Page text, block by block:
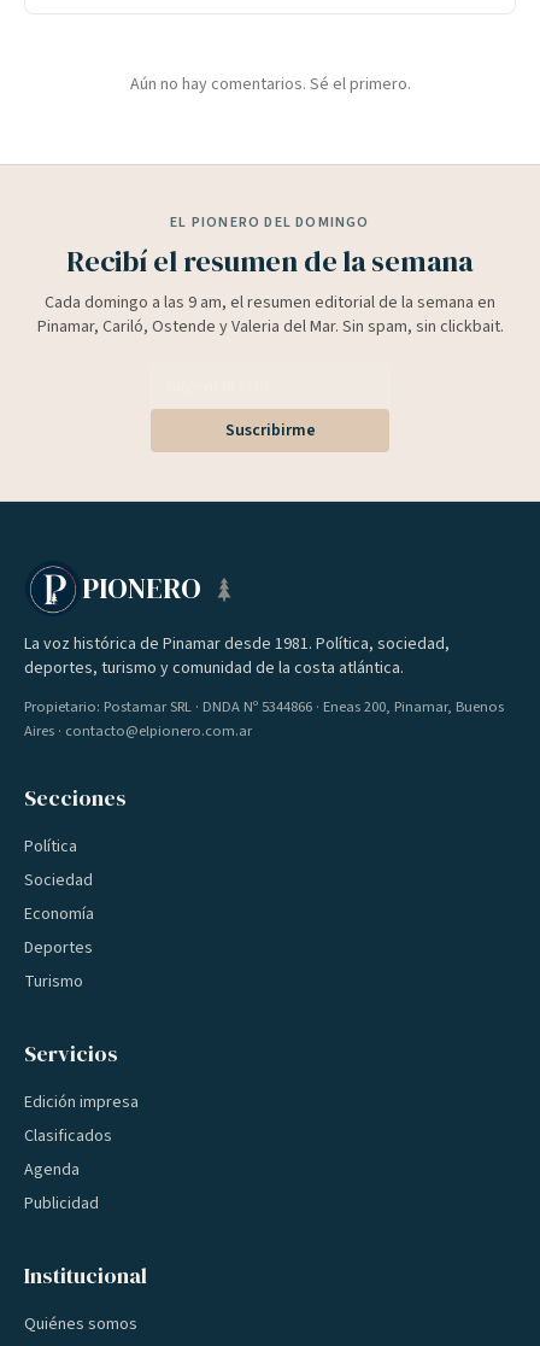
Aún no hay comentarios. Sé el primero.
EL PIONERO DEL DOMINGO
Recibí el resumen de la semana
Cada domingo a las 9 am, el resumen editorial de la semana en
Pinamar, Cariló, Ostende y Valeria del Mar. Sin spam, sin clickbait.
Suscribirme
PIONERO
La voz histórica de Pinamar desde 1981. Política, sociedad,
deportes, turismo y comunidad de la costa atlántica.
Propietario: Postamar SRL · DNDA Nº 5344866 · Eneas 200, Pinamar, Buenos
Aires · contacto@elpionero.com.ar
Secciones
Política
Sociedad
Economía
Deportes
Turismo
Servicios
Edición impresa
Clasificados
Agenda
Publicidad
Institucional
Quiénes somos